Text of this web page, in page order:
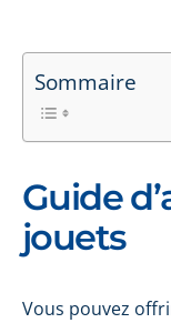
Sommaire
Guide
jouets
Vous pouvez